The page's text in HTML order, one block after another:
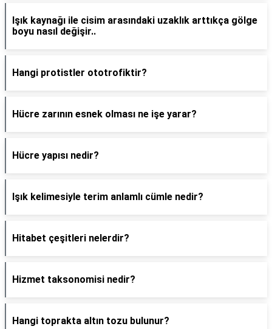
Işık kaynağı ile cisim arasındaki uzaklık arttıkça gölge
boyu nasıl değişir..
Hangi protistler ototrofiktir?
Hücre zarının esnek olması ne işe yarar?
Hücre yapısı nedir?
Işık kelimesiyle terim anlamlı cümle nedir?
Hitabet çeşitleri nelerdir?
Hizmet taksonomisi nedir?
Hangi toprakta altın tozu bulunur?